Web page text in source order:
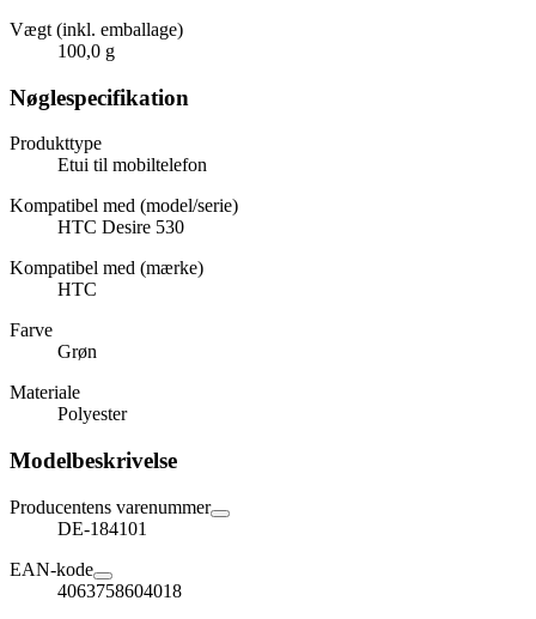
Vægt (inkl. emballage)
100,0 g
Nøglespecifikation
Produkttype
Etui til mobiltelefon
Kompatibel med (model/serie)
HTC Desire 530
Kompatibel med (mærke)
HTC
Farve
Grøn
Materiale
Polyester
Modelbeskrivelse
Producentens varenummer
DE-184101
EAN-kode
4063758604018